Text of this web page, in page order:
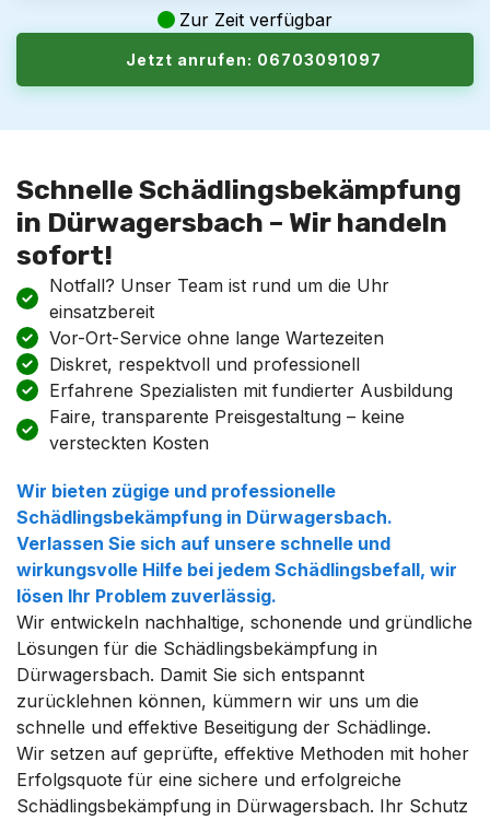
Zur Zeit verfügbar
Jetzt anrufen: 06703091097
Schnelle Schädlingsbekämpfung
in Dürwagersbach – Wir handeln
sofort!
Notfall? Unser Team ist rund um die Uhr
einsatzbereit
Vor-Ort-Service ohne lange Wartezeiten
Diskret, respektvoll und professionell
Erfahrene Spezialisten mit fundierter Ausbildung
Faire, transparente Preisgestaltung – keine
versteckten Kosten
Wir bieten zügige und professionelle
Schädlingsbekämpfung in Dürwagersbach.
Verlassen Sie sich auf unsere schnelle und
wirkungsvolle Hilfe bei jedem Schädlingsbefall, wir
lösen Ihr Problem zuverlässig.
Wir entwickeln nachhaltige, schonende und gründliche
Lösungen für die Schädlingsbekämpfung in
Dürwagersbach. Damit Sie sich entspannt
zurücklehnen können, kümmern wir uns um die
schnelle und effektive Beseitigung der Schädlinge.
Wir setzen auf geprüfte, effektive Methoden mit hoher
Erfolgsquote für eine sichere und erfolgreiche
Schädlingsbekämpfung in Dürwagersbach. Ihr Schutz